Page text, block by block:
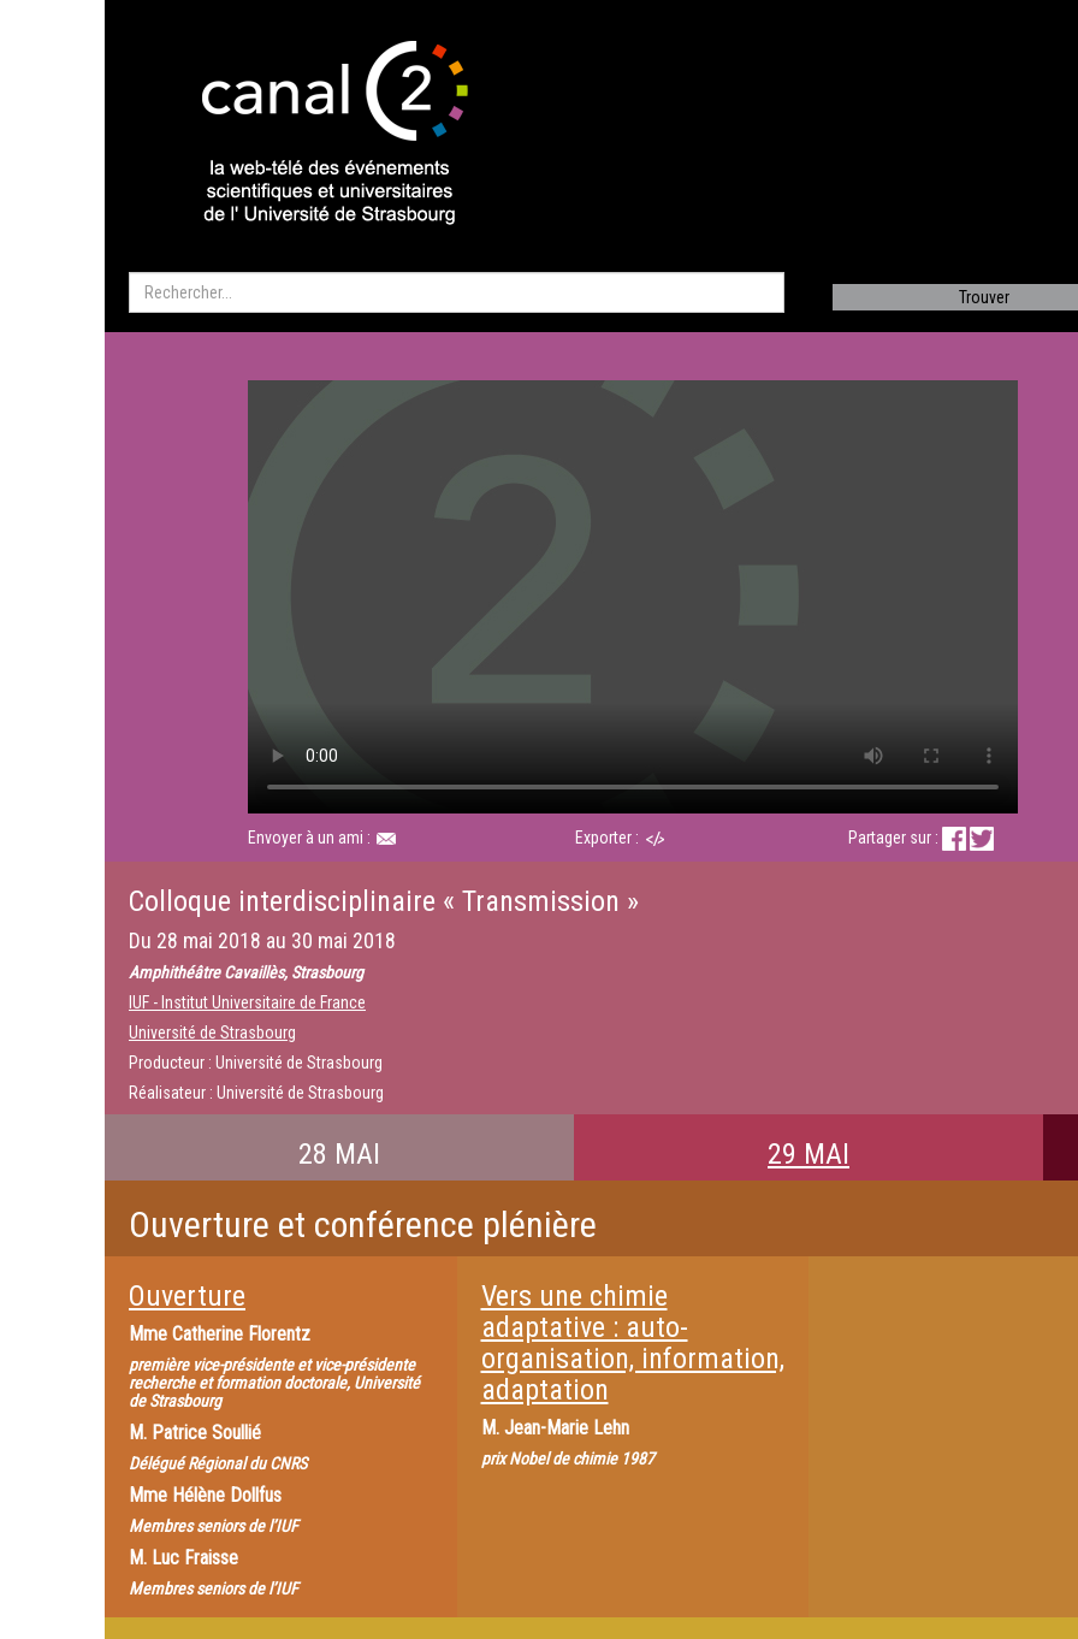
Envoyer à un ami : Exporter : Partager sur :
Colloque interdisciplinaire « Transmission »
Du 28 mai 2018 au 30 mai 2018
Amphithéâtre Cavaillès, Strasbourg
IUF - Institut Universitaire de France
Université de Strasbourg
Producteur : Université de Strasbourg
Réalisateur : Université de Strasbourg
28 MAI 29 MAI
Ouverture et conférence plénière
Ouverture
Mme Catherine Florentz
première vice-présidente et vice-présidente
recherche et formation doctorale, Université
de Strasbourg
M. Patrice Soullié
Délégué Régional du CNRS
Mme Hélène Dollfus
Membres seniors de l’IUF
M. Luc Fraisse
Membres seniors de l’IUF
Vers une chimie
adaptative : auto-
organisation, information,
adaptation
M. Jean-Marie Lehn
prix Nobel de chimie 1987